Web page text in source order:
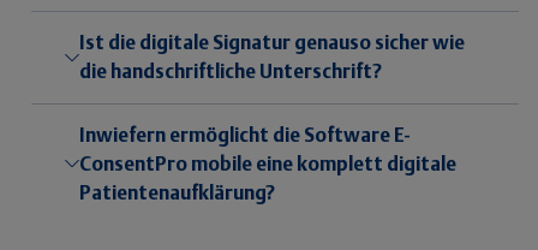
Ist die digitale Signatur genauso sicher wie
die handschriftliche Unterschrift?
Inwiefern ermöglicht die Software E-
ConsentPro mobile eine komplett digitale
Patientenaufklärung?